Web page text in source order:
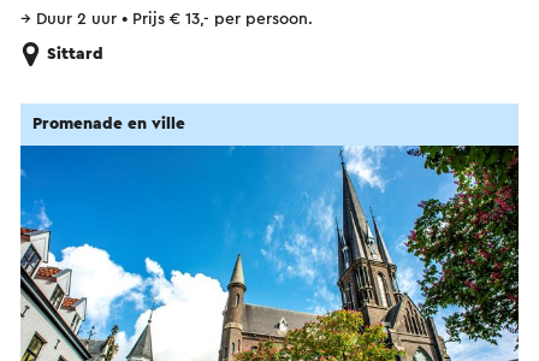
→ Duur 2 uur • Prijs € 13,- per persoon.
Sittard
Promenade en ville